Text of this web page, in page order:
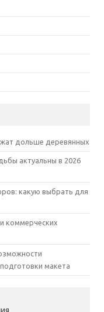
дольше деревянных
актуальны в 2026
какую выбрать для
коммерческих
макета